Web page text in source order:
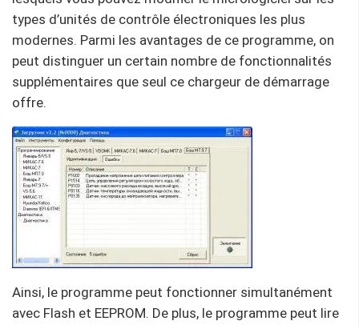
types d’unités de contrôle électroniques les plus
modernes. Parmi les avantages de ce programme, on
peut distinguer un certain nombre de fonctionnalités
supplémentaires que seul ce chargeur de démarrage
offre.
Ainsi, le programme peut fonctionner simultanément
avec Flash et EEPROM. De plus, le programme peut lire